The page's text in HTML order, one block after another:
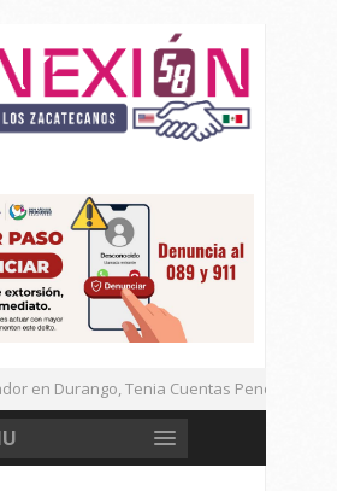
en Durango, Tenia Cuentas Pendientes en
10 Acciones Para Explotación de